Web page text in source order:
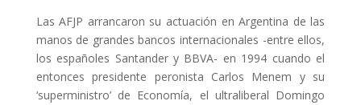
Las AFJP arrancaron su actuación en Argentina de las
manos de grandes bancos internacionales -entre ellos,
los españoles Santander y BBVA- en 1994 cuando el
entonces presidente peronista Carlos Menem y su
‘superministro’ de Economía, el ultraliberal Domingo